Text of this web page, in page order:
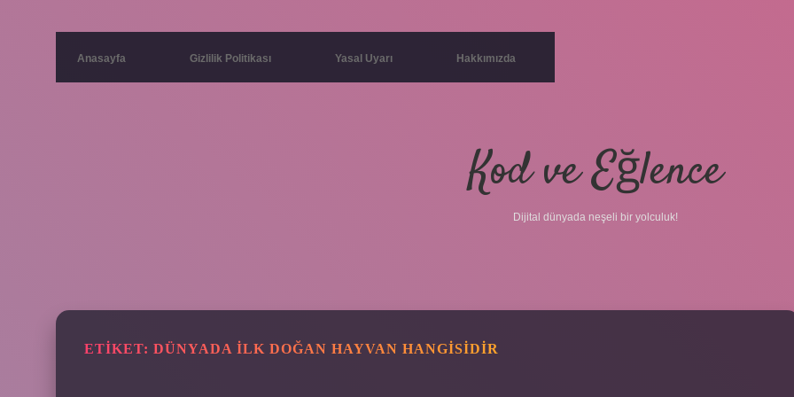
Anasayfa Gizlilik Politikası Yasal Uyarı Hakkımızda
Kod ve Eğlence
Dijital dünyada neşeli bir yolculuk!
ETIKET: DÜNYADA ILK DOĞAN HAYVAN HANGISIDIR